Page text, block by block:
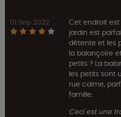
01 Sep 2022
Cet endroit
jardin est
détente et les
la balançoire
petits ? La
les petits sont
rue calme,
famille.
Ceci est une